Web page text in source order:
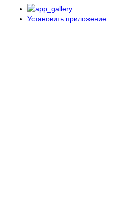
Установить приложение